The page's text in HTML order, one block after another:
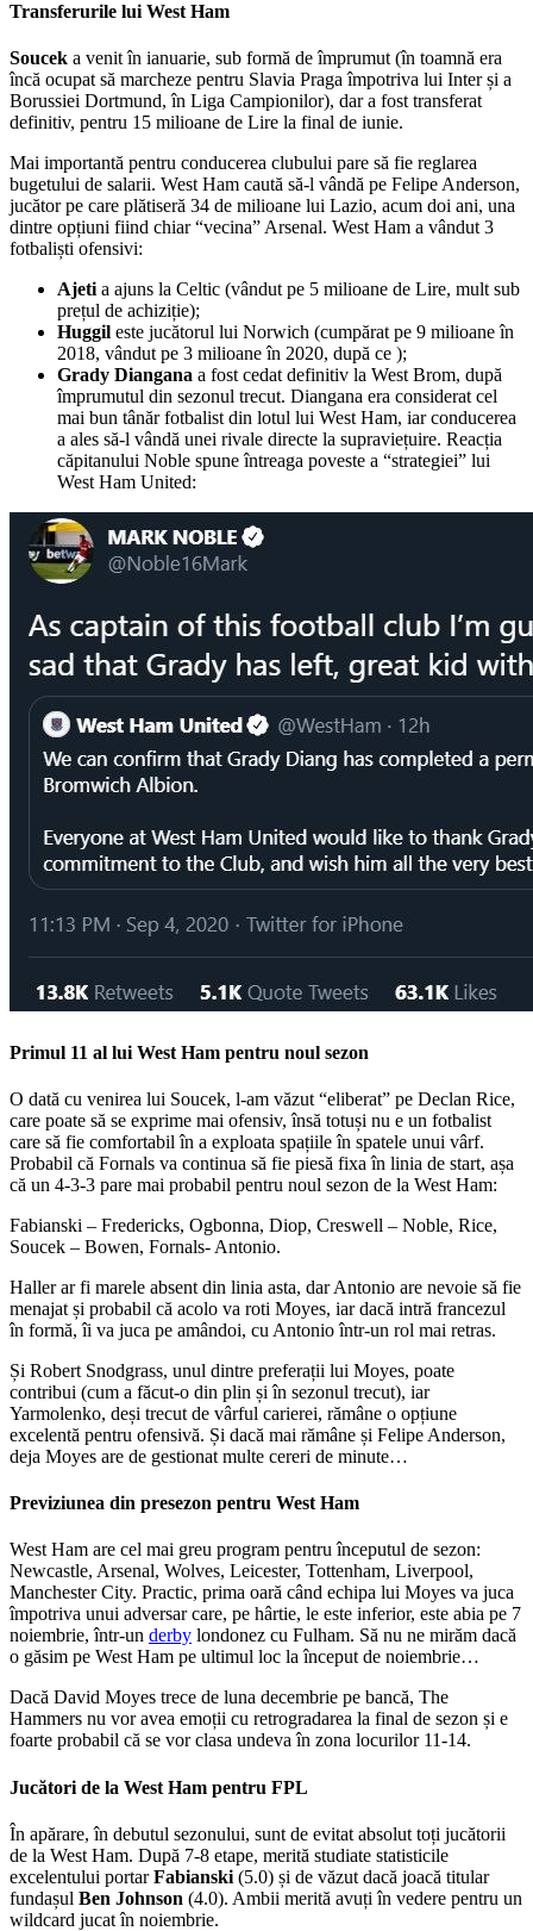
Transferurile lui West Ham
Soucek a venit în ianuarie, sub formă de împrumut (în toamnă era
încă ocupat să marcheze pentru Slavia Praga împotriva lui Inter și a
Borussiei Dortmund, în Liga Campionilor), dar a fost transferat
definitiv, pentru 15 milioane de Lire la final de iunie.
Mai importantă pentru conducerea clubului pare să fie reglarea
bugetului de salarii. West Ham caută să-l vândă pe Felipe Anderson,
jucător pe care plătiseră 34 de milioane lui Lazio, acum doi ani, una
dintre opțiuni fiind chiar “vecina” Arsenal. West Ham a vândut 3
fotbaliști ofensivi:
Ajetia ajuns la Celtic (vândut pe 5 milioane de Lire, mult sub
prețul de achiziție);
Huggil este jucătorul lui Norwich (cumpărat pe 9 milioane în
2018, vândut pe 3 milioane în 2020, după ce );
Grady Diangana a fost cedat definitiv la West Brom, după
împrumutul din sezonul trecut. Diangana era considerat cel
mai bun tânăr fotbalist din lotul lui West Ham, iar conducerea
a ales să-l vândă unei rivale directe la supraviețuire. Reacția
căpitanului Noble spune întreaga poveste a “strategiei” lui
West Ham United:
Primul 11 al lui West Ham pentru noul sezon
O dată cu venirea lui Soucek, l-am văzut “eliberat” pe Declan Rice,
care poate să se exprime mai ofensiv, însă totuși nu e un fotbalist
care să fie comfortabil în a exploata spațiile în spatele unui vârf.
Probabil că Fornals va continua să fie piesă fixa în linia de start, așa
că un 4-3-3 pare mai probabil pentru noul sezon de la West Ham:
Fabianski – Fredericks, Ogbonna, Diop, Creswell – Noble, Rice,
Soucek – Bowen, Fornals- Antonio.
Haller ar fi marele absent din linia asta, dar Antonio are nevoie să fie
menajat și probabil că acolo va roti Moyes, iar dacă intră francezul
în formă, îi va juca pe amândoi, cu Antonio într-un rol mai retras.
Și Robert Snodgrass, unul dintre preferații lui Moyes, poate
contribui (cum a făcut-o din plin și în sezonul trecut), iar
Yarmolenko, deși trecut de vârful carierei, rămâne o opțiune
excelentă pentru ofensivă. Și dacă mai rămâne și Felipe Anderson,
deja Moyes are de gestionat multe cereri de minute…
Previziunea din presezon pentru West Ham
West Ham are cel mai greu program pentru începutul de sezon:
Newcastle, Arsenal, Wolves, Leicester, Tottenham, Liverpool,
Manchester City. Practic, prima oară când echipa lui Moyes va juca
împotriva unui adversar care, pe hârtie, le este inferior, este abia pe 7
noiembrie, într-un derby londonez cu Fulham. Să nu ne mirăm dacă
o găsim pe West Ham pe ultimul loc la început de noiembrie…
Dacă David Moyes trece de luna decembrie pe bancă, The
Hammers nu vor avea emoții cu retrogradarea la final de sezon și e
foarte probabil că se vor clasa undeva în zona locurilor 11-14.
Jucători de la West Ham pentru FPL
În apărare, în debutul sezonului, sunt de evitat absolut toți jucătorii
de la West Ham. După 7-8 etape, merită studiate statisticile
excelentului portarFabianski (5.0) și de văzut dacă joacă titular
fundașul Ben Johnson (4.0). Ambii merită avuți în vedere pentru un
wildcard jucat în noiembrie.